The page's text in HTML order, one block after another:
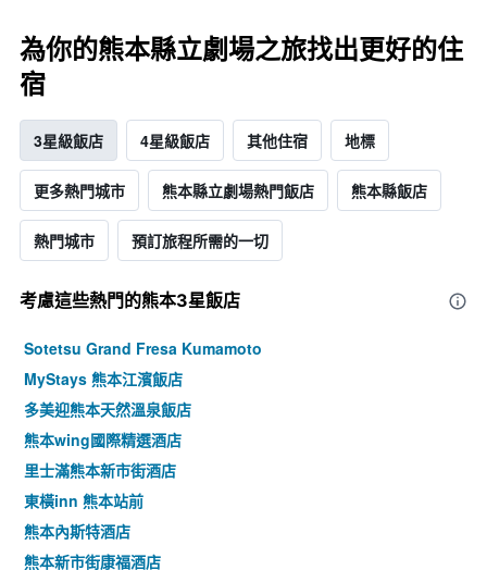
為你的熊本縣立劇場之旅找出更好的住
宿
3星級飯店 4星級飯店 其他住宿 地標
更多熱門城市 熊本縣立劇場熱門飯店 熊本縣飯店
熱門城市 預訂旅程所需的一切
考慮這些熱門的熊本3星​飯店
Sotetsu Grand Fresa Kumamoto
MyStays 熊本江濱飯店
多美迎熊本天然溫泉飯店
熊本wing國際精選酒店
里士滿熊本新市街酒店
東橫inn 熊本站前
熊本內斯特酒店
熊本新市街康福酒店